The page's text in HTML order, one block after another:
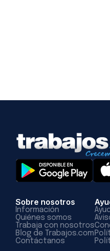
Sobre nosotros
Información
Quiénes somos
Trabaja con nosotros
Blog de Trabajos.com
Contáctanos